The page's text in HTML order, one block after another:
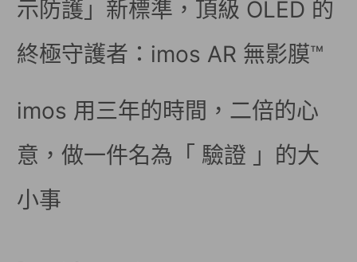
示防護」新標準，頂級 OLED 的
終極守護者：imos AR 無影膜™
imos 用三年的時間，二倍的心
意，做一件名為「 驗證 」的大
小事